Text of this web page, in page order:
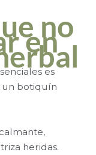
no
en
es
un botiquín
heridas.